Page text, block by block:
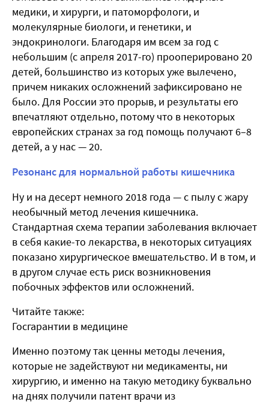
медики, и хирурги, и патоморфологи, и
молекулярные биологи, и генетики, и
эндокринологи. Благодаря им всем за год с
небольшим (с апреля 2017-го) прооперировано 20
детей, большинство из которых уже вылечено,
причем никаких осложнений зафиксировано не
было. Для России это прорыв, и результаты его
впечатляют отдельно, потому что в некоторых
европейских странах за год помощь получают 6–8
детей, а у нас — 20.
Резонанс для нормальной работы кишечника
Ну и на десерт немного 2018 года — с пылу с жару
необычный метод лечения кишечника.
Стандартная схема терапии заболевания включает
в себя какие-то лекарства, в некоторых ситуациях
показано хирургическое вмешательство. И в том, и
в другом случае есть риск возникновения
побочных эффектов или осложнений.
Читайте также:
Госгарантии в медицине
Именно поэтому так ценны методы лечения,
которые не задействуют ни медикаменты, ни
хирургию, и именно на такую методику буквально
на днях получили патент врачи из